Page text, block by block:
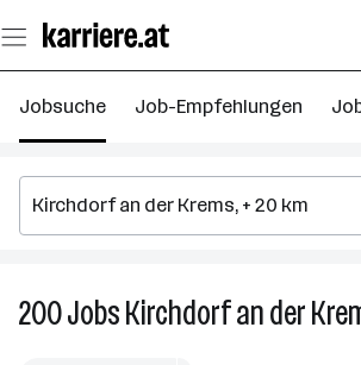
Seiteninhalt
springen
Jobsuche Job-Empfehlungen
200JobsKirchdorf an der